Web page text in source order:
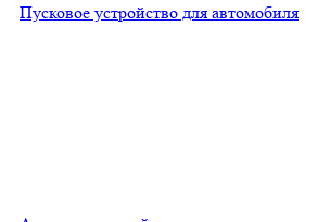
Пусковое устройство для автомобиля